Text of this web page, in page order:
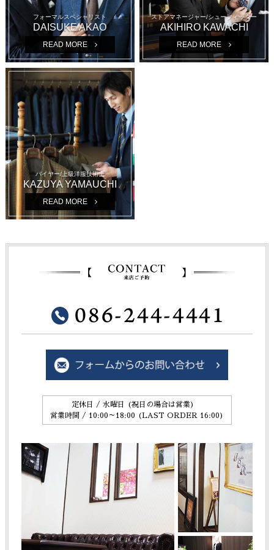
フォーマルスペシャリスト
DAISUKE AKAO
READ MORE
ストアマネージャー/シューフィッター
AKIHIRO KAWACHI
READ MORE
バイヤー/上級洋服技術士
KAZUYA YAMAUCHI
READ MORE
定休日 / 水曜日 (祝日の場合は営業)
営業時間 / 10:00～18:00 (LAST ORDER 16:00)